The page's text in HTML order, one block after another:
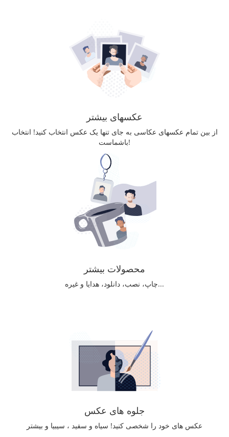
عکسهای بیشتر
از بین تمام عکسهای عکاسی به جای تنها یک عکس انتخاب کنید! انتخاب
باشماست!
محصولات بیشتر
چاپ، نصب، دانلود، هدایا و غیره...
جلوه های عکس
عکس های خود را شخصی کنید! سیاه و سفید ، سیبیا و بیشتر